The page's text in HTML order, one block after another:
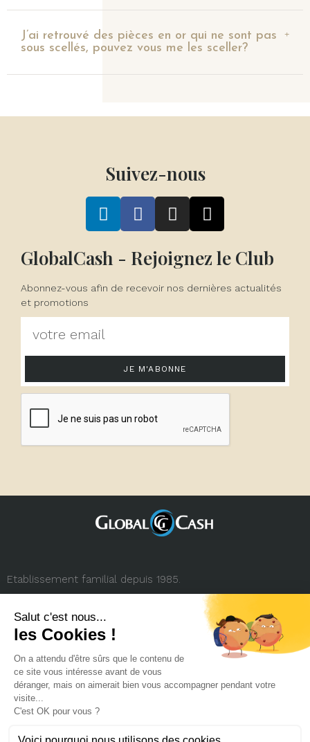
J’ai retrouvé des pièces en or qui ne sont pas
sous scellés, pouvez vous me les sceller?
Suivez-nous
GlobalCash - Rejoignez le Club
Abonnez-vous afin de recevoir nos dernières actualités
et promotions
JE M'ABONNE
Etablissement familial depuis 1985.
69001 Lyon (FRANCE)
+33 (0) 4 78 27 35 45
Qui sommes-nous
Mentions légales
Politique RGPD